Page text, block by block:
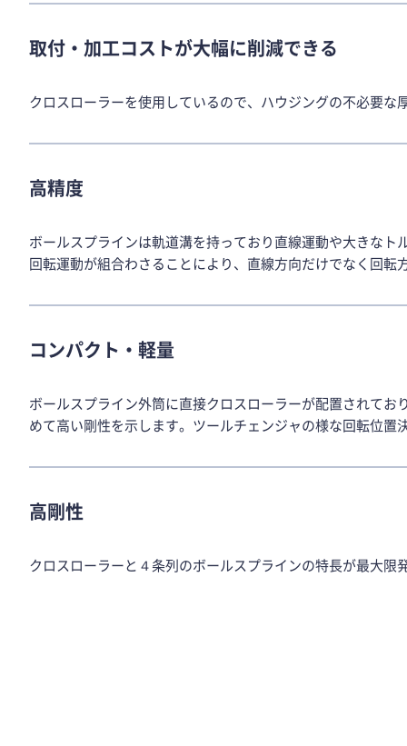
取付・加工コストが大幅に削減できる
クロスローラーを使用しているので、ハウジングの不必要
高精度
ボールスプラインは軌道溝を持っており直線運動や大きな
回転運動が組合わさることにより、直線方向だけでなく回
コンパクト・軽量
ボールスプライン外筒に直接クロスローラーが配置されて
めて高い剛性を示します。ツールチェンジャの様な回転位置
高剛性
クロスローラーと４条列のボールスプラインの特長が最大